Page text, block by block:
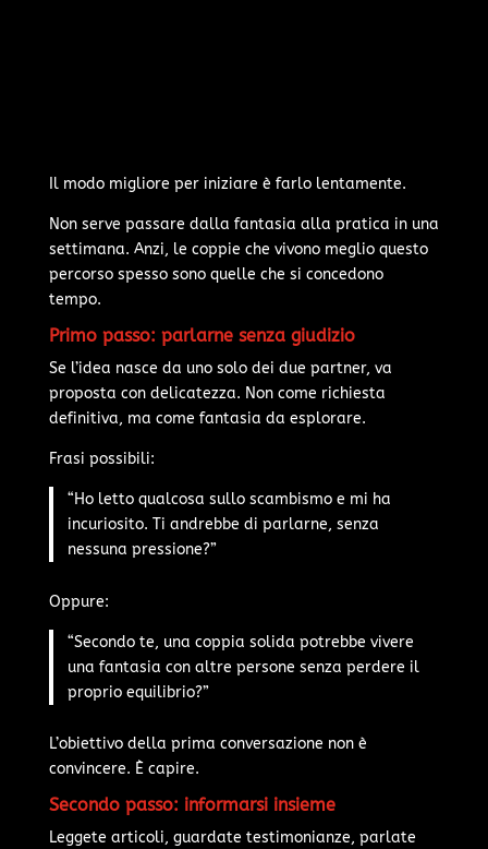
Il modo migliore per iniziare è farlo lentamente.
Non serve passare dalla fantasia alla pratica in una
settimana. Anzi, le coppie che vivono meglio questo
percorso spesso sono quelle che si concedono
tempo.
Primo passo: parlarne senza giudizio
Se l’idea nasce da uno solo dei due partner, va
proposta con delicatezza. Non come richiesta
definitiva, ma come fantasia da esplorare.
Frasi possibili:
“Ho letto qualcosa sullo scambismo e mi ha
incuriosito. Ti andrebbe di parlarne, senza
nessuna pressione?”
Oppure:
“Secondo te, una coppia solida potrebbe vivere
una fantasia con altre persone senza perdere il
proprio equilibrio?”
L’obiettivo della prima conversazione non è
convincere. È capire.
Secondo passo: informarsi insieme
Leggete articoli, guardate testimonianze, parlate